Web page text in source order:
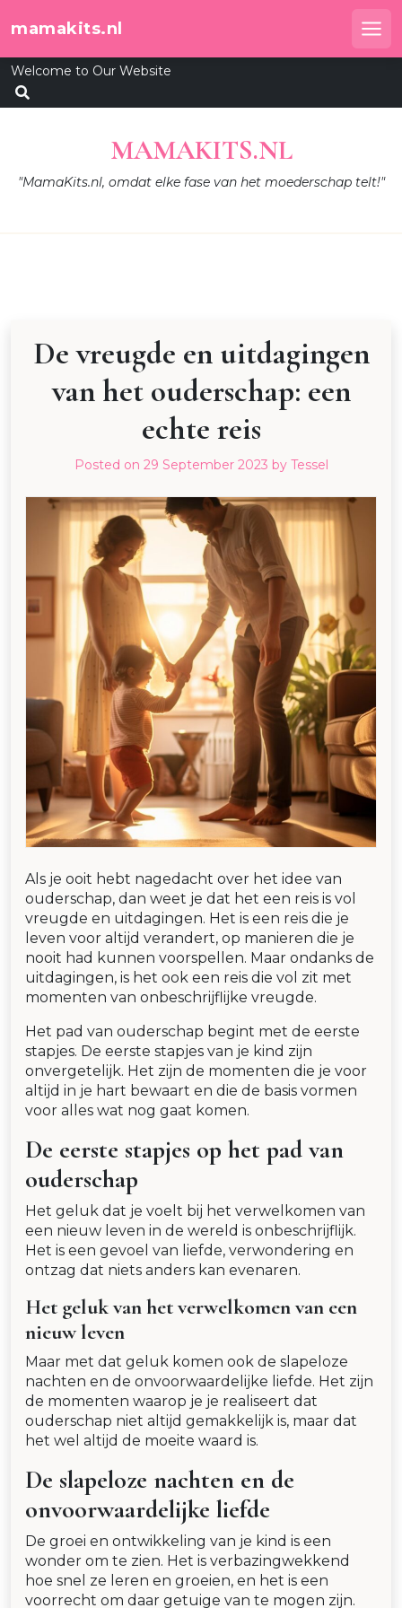
tomamakits.nl
Welcome to Our Website
MAMAKITS.NL
"MamaKits.nl, omdat elke fase van het moederschap telt!"
De vreugde en uitdagingen
van het ouderschap: een
echte reis
Posted on 29 September 2023 by Tessel
Als je ooit hebt nagedacht over het idee van
ouderschap, dan weet je dat het een reis is vol
vreugde en uitdagingen. Het is een reis die je
leven voor altijd verandert, op manieren die je
nooit had kunnen voorspellen. Maar ondanks de
uitdagingen, is het ook een reis die vol zit met
momenten van onbeschrijflijke vreugde.
Het pad van ouderschap begint met de eerste
stapjes. De eerste stapjes van je kind zijn
onvergetelijk. Het zijn de momenten die je voor
altijd in je hart bewaart en die de basis vormen
voor alles wat nog gaat komen.
De eerste stapjes op het pad van
ouderschap
Het geluk dat je voelt bij het verwelkomen van
een nieuw leven in de wereld is onbeschrijflijk.
Het is een gevoel van liefde, verwondering en
ontzag dat niets anders kan evenaren.
Het geluk van het verwelkomen van een
nieuw leven
Maar met dat geluk komen ook de slapeloze
nachten en de onvoorwaardelijke liefde. Het zijn
de momenten waarop je je realiseert dat
ouderschap niet altijd gemakkelijk is, maar dat
het wel altijd de moeite waard is.
De slapeloze nachten en de
onvoorwaardelijke liefde
De groei en ontwikkeling van je kind is een
wonder om te zien. Het is verbazingwekkend
hoe snel ze leren en groeien, en het is een
voorrecht om daar getuige van te mogen zijn.